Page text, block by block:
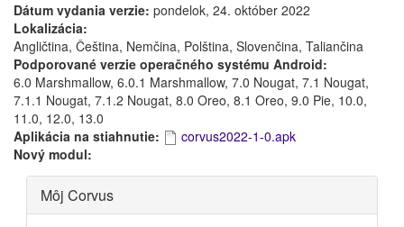
Dátum vydania verzie: pondelok, 24. október 2022
Lokalizácia:
Angličtina, Čeština, Nemčina, Polština, Slovenčina, Taliančina
Podporované verzie operačného systému Android:
6.0 Marshmallow, 6.0.1 Marshmallow, 7.0 Nougat, 7.1 Nougat,
7.1.1 Nougat, 7.1.2 Nougat, 8.0 Oreo, 8.1 Oreo, 9.0 Pie, 10.0,
11.0, 12.0, 13.0
Aplikácia na stiahnutie:
corvus2022-1-0.apk
Nový modul:
Skryť
Môj Corvus